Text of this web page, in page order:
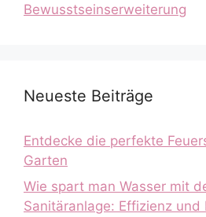
Bewusstseinserweiterung
Neueste Beiträge
Entdecke die perfekte
Garten
Wie spart man Wasser mit
Sanitäranlage: Effizienz und